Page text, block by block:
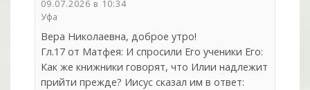
09.07.2026 в 10:34
Уфа
Вера Николаевна, доброе утро!
Гл.17 от Матфея: И спросили Его ученики Его:
Как же книжники говорят, что Илии надлежит
прийти прежде? Иисус сказал им в ответ: